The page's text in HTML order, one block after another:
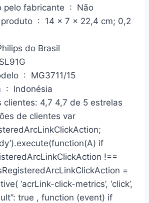
Descontinuado pelo fabricante ‏ : ‎ Não
x 22,4 cm; 0,2
: ‎ Philips do Brasil
Número do modelo ‏ : ‎ MG3711/15
País de origem ‏ : ‎ Indonésia
clientes: 4,7 4,7 de 5 estrelas
de clientes var
if
!==
=
‘acrLink-click-metrics’, ‘click’,
true , function (event) if